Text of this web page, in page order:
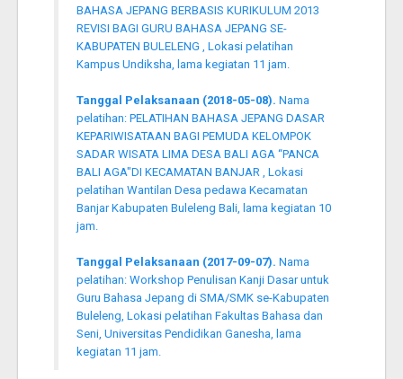
BAHASA JEPANG BERBASIS KURIKULUM 2013
REVISI BAGI GURU BAHASA JEPANG SE-
KABUPATEN BULELENG , Lokasi pelatihan
Kampus Undiksha, lama kegiatan 11 jam.
Tanggal Pelaksanaan (2018-05-08). Nama
pelatihan: PELATIHAN BAHASA JEPANG DASAR
KEPARIWISATAAN BAGI PEMUDA KELOMPOK
SADAR WISATA LIMA DESA BALI AGA “PANCA
BALI AGA"DI KECAMATAN BANJAR , Lokasi
pelatihan Wantilan Desa pedawa Kecamatan
Banjar Kabupaten Buleleng Bali, lama kegiatan 10
jam.
Tanggal Pelaksanaan (2017-09-07). Nama
pelatihan: Workshop Penulisan Kanji Dasar untuk
Guru Bahasa Jepang di SMA/SMK se-Kabupaten
Buleleng, Lokasi pelatihan Fakultas Bahasa dan
Seni, Universitas Pendidikan Ganesha, lama
kegiatan 11 jam.